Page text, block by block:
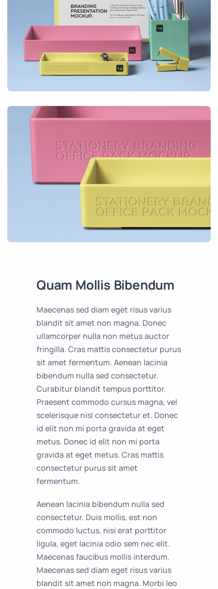
Quam Mollis Bibendum
Maecenas sed diam eget risus varius
blandit sit amet non magna. Donec
ullamcorper nulla non metus auctor
fringilla. Cras mattis consectetur purus
sit amet fermentum. Aenean lacinia
bibendum nulla sed consectetur.
Curabitur blandit tempus porttitor.
Praesent commodo cursus magna, vel
scelerisque nisl consectetur et. Donec
id elit non mi porta gravida at eget
metus. Donec id elit non mi porta
gravida at eget metus. Cras mattis
consectetur purus sit amet
fermentum.
Aenean lacinia bibendum nulla sed
consectetur. Duis mollis, est non
commodo luctus, nisi erat porttitor
ligula, eget lacinia odio sem nec elit.
Maecenas faucibus mollis interdum.
Maecenas sed diam eget risus varius
blandit sit amet non magna. Morbi leo